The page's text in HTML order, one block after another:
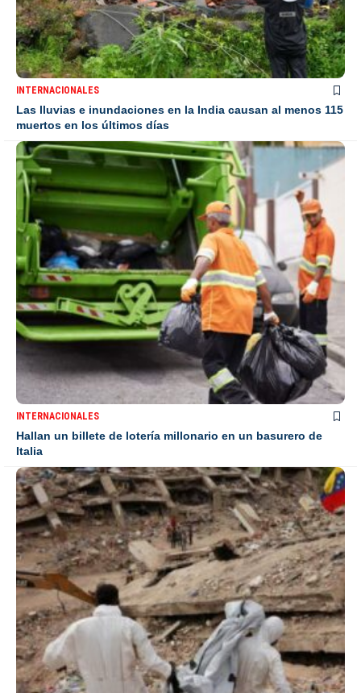
INTERNACIONALES
Las lluvias e inundaciones en la India causan al menos 115
muertos en los últimos días
INTERNACIONALES
Hallan un billete de lotería millonario en un basurero de
Italia